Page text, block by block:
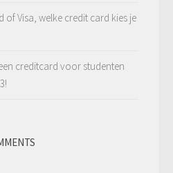
of Visa, welke credit card kies je
creditcard voor studenten